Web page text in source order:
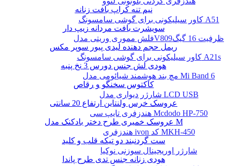
کاور سیلیکونی برای گوشی سامسونگ A51
فلش مموری وریتی مدلV809ظرفیت 16 گیگ
کاور سیلیکونی برای گوشی سامسونگ A21s
مچ بند هوشمند شیائومی مدل Mi Band 6
شارژر دیواری مدل LCD USB
هندزفری تایپ سی Mcdodo HP-750
هندزفری ivon کد MKH-450
شارژر اوریجینال سوزنی نوکیا
نیم تنه کراپ بافت زنانه
سویشرت بافت مردانه زیپ دار
ریمل حجم دهنده لیدی پیور سوپر مکس
هودی لش جنس دورس 3 نخ پنبه
کاکتوس سخنگو و رقاص
عروسک خرس ولنتاین ارتفاع 20 سانتی
عروسک خمیری طرح دختر بادکنک مدل M
ست گردنبند دو تیکه قلب و کلید
هودی زنانه جنس تدی طرح پاندا